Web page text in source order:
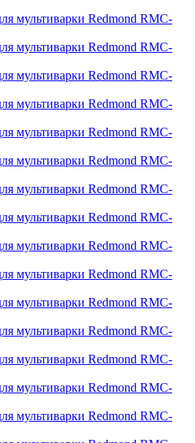
мультиварки Redmond RMC-
мультиварки Redmond RMC-
мультиварки Redmond RMC-
мультиварки Redmond RMC-
мультиварки Redmond RMC-
мультиварки Redmond RMC-
мультиварки Redmond RMC-
мультиварки Redmond RMC-
мультиварки Redmond RMC-
мультиварки Redmond RMC-
мультиварки Redmond RMC-
мультиварки Redmond RMC-
мультиварки Redmond RMC-
мультиварки Redmond RMC-
мультиварки Redmond RMC-